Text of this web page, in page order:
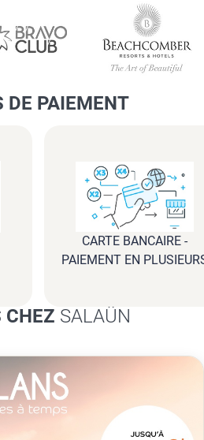
DE PAIEMENT
CARTE BANCAIRE -
PAIEMENT EN
CHEZ SALAÜN